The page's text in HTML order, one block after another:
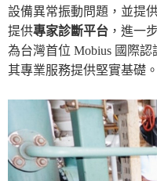
設備異常振動問題，並提
提供專家診斷平台 ，進一
為台灣首位 Mobius 國際
其專業服務提供堅實基礎。